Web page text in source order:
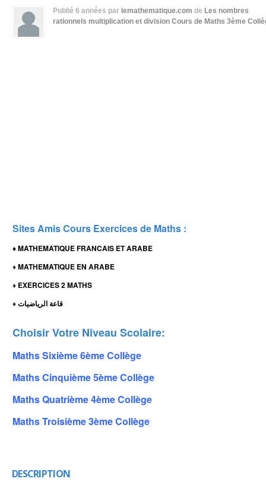
Publié 6 années par lemathematique.com de Les nombres
rationnels multiplication et division Cours de Maths 3ème
Sites Amis Cours Exercices de Maths :
♦MATHEMATIQUE FRANCAIS ET ARABE
♦MATHEMATIQUE EN ARABE
♦ EXERCICES 2 MATHS
♦قاعة الرياضيات
Choisir Votre Niveau Scolaire:
Maths Sixième 6ème Collège
Maths Cinquième 5ème Collège
Maths Quatrième 4ème Collège
Maths Troisième 3ème Collège
DESCRIPTION